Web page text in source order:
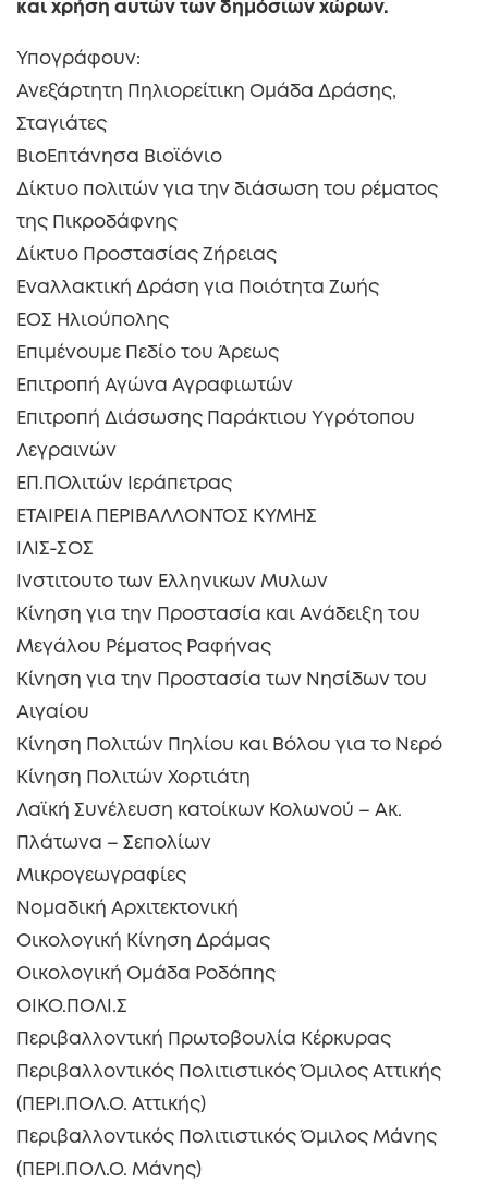
και χρήση αυτών των δημόσιων χώρων.
Υπογράφουν:
Ανεξάρτητη Πηλιορείτικη Ομάδα Δράσης,
Σταγιάτες
ΒιοΕπτάνησα Βιοϊόνιο
Δίκτυο πολιτών για την διάσωση του ρέματος
της Πικροδάφνης
Δίκτυο Προστασίας Ζήρειας
Εναλλακτική Δράση για Ποιότητα Ζωής
ΕΟΣ Ηλιούπολης
Επιμένουμε Πεδίο του Άρεως
Επιτροπή Αγώνα Αγραφιωτών
Επιτροπή Διάσωσης Παράκτιου Υγρότοπου
Λεγραινών
ΕΠ.ΠΟλιτών Ιεράπετρας
ΕΤΑΙΡΕΙΑ ΠΕΡΙΒΑΛΛΟΝΤΟΣ ΚΥΜΗΣ
ΙΛΙΣ-ΣΟΣ
Ινστιτουτο των Ελληνικων Μυλων
Κίνηση για την Προστασία και Ανάδειξη του
Μεγάλου Ρέματος Ραφήνας
Κίνηση για την Προστασία των Νησίδων του
Αιγαίου
Κίνηση Πολιτών Πηλίου και Βόλου για το Νερό
Κίνηση Πολιτών Χορτιάτη
Λαϊκή Συνέλευση κατοίκων Κολωνού – Ακ.
Πλάτωνα – Σεπολίων
Μικρογεωγραφίες
Νομαδική Αρχιτεκτονική
Οικολογική Κίνηση Δράμας
Οικολογική Ομάδα Ροδόπης
ΟΙΚΟ.ΠΟΛΙ.Σ
Περιβαλλοντική Πρωτοβουλία Κέρκυρας
Περιβαλλοντικός Πολιτιστικός Όμιλος Αττικής
(ΠΕΡΙ.ΠΟΛ.Ο. Αττικής)
Περιβαλλοντικός Πολιτιστικός Όμιλος Μάνης
(ΠΕΡΙ.ΠΟΛ.Ο. Μάνης)